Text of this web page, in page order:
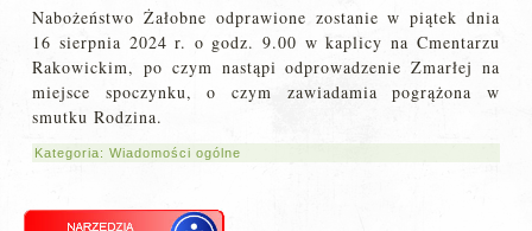
Nabożeństwo Żałobne odprawione zostanie w piątek dnia
16 sierpnia 2024 r. o godz. 9.00 w kaplicy na Cmentarzu
Rakowickim, po czym nastąpi odprowadzenie Zmarłej na
miejsce spoczynku, o czym zawiadamia pogrążona w
smutku Rodzina.
Kategoria:Wiadomości ogólne